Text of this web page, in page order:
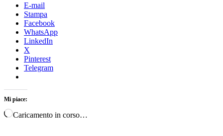
E-mail
Stampa
Facebook
WhatsApp
LinkedIn
X
Pinterest
Telegram
Mi piace:
Caricamento in corso…